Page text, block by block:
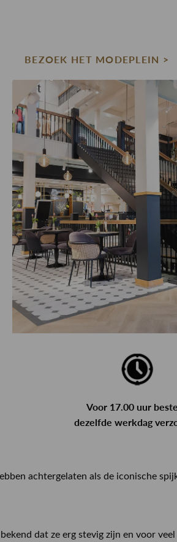
BEZOEK HET MODEPLEIN >
Voor 17.00 uur
dezelfde werkdag
achtergelaten als de iconische
dat ze erg stevig zijn en voor